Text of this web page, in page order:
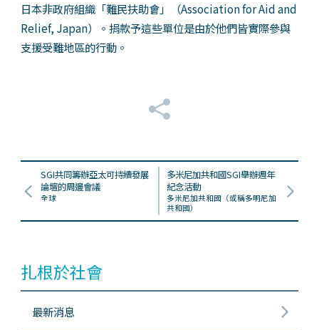
日本非政府組織「難民扶助會」（Association for Aid and
Relief, Japan）。捐款予這些單位是由於他們皆實際參與
支援受難地區的行動。
SGI共同籌辦亞太可持續發展
論壇的周邊會議
全球
多米尼加共和國SGI舉辦週年
紀念活動
多米尼加共和國（或稱多明尼加
共和國）
扎根於社會
最新消息